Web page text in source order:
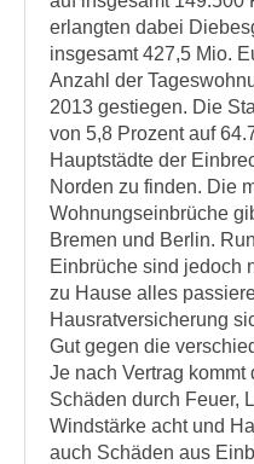
erlangten dabei
insgesamt 427,5 Mio.
Anzahl der
2013 gestiegen. Die
von 5,8 Prozent auf
Hauptstädte der
Norden zu finden. Die
Wohnungseinbrüche
Bremen und Berlin.
Einbrüche sind jedoch
zu Hause alles
Hausratversicherung
Gut gegen die
Je nach Vertrag kommt
Schäden durch Feuer,
Windstärke acht und
auch Schäden aus